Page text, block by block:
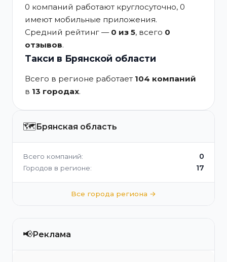
0 компаний работают круглосуточно, 0
имеют мобильные приложения.
Средний рейтинг — 0 из 5, всего 0
отзывов.
Такси в Брянской области
Всего в регионе работает 104 компаний
в 13 городах.
🗺️Брянская область
Всего компаний: 0
Городов в регионе: 17
Все города региона →
📢Реклама